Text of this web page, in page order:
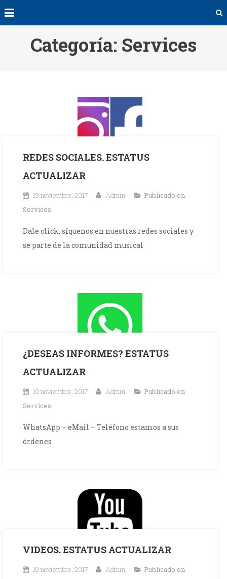
Categoría: Services
REDES SOCIALES. ESTATUS
ACTUALIZAR
19 noviembre, 2017 Admin
Publicado en
Services
Dale click, síguenos en nuestras redes sociales y
se parte de la comunidad musical
¿DESEAS INFORMES? ESTATUS
ACTUALIZAR
19 noviembre, 2017 Admin
Publicado en
Services
WhatsApp – eMail – Teléfono estamos a sus
órdenes
VIDEOS. ESTATUS ACTUALIZAR
19 noviembre, 2017 Admin
Publicado en